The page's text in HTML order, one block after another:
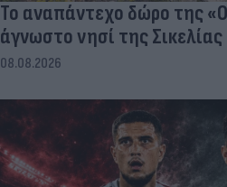
To αναπάντεχο δώρο της
άγνωστο νησί της Σικελίας
08.08.2026